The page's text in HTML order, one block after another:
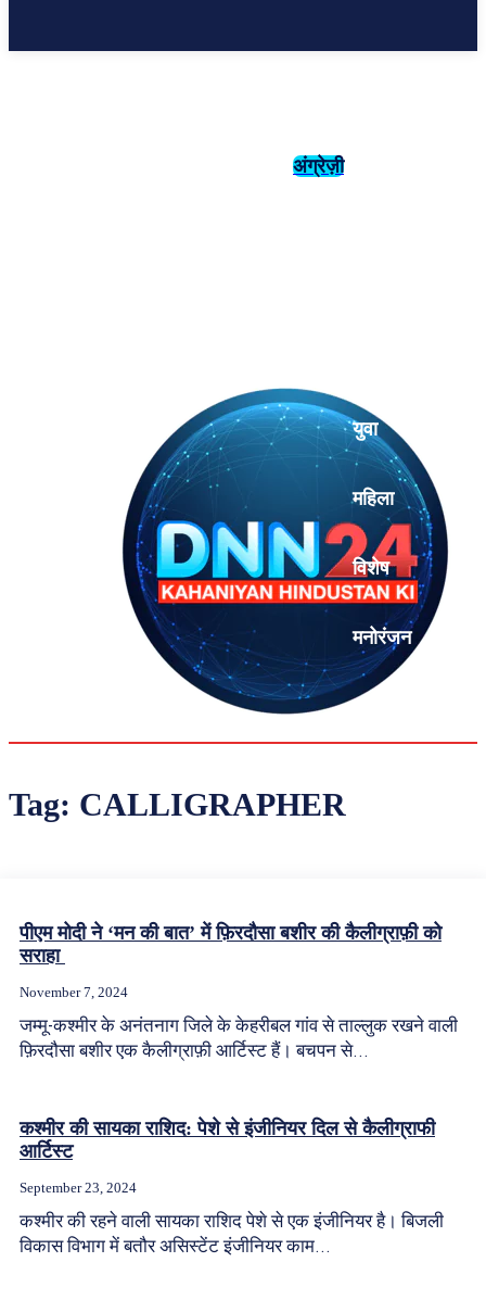
अंग्रेज़ी
युवा
महिला
विशेष
मनोरंजन
Tag: CALLIGRAPHER
पीएम मोदी ने ‘मन की बात’ में फ़िरदौसा बशीर की कैलीग्राफ़ी को
सराहा
November 7, 2024
जम्मू-कश्मीर के अनंतनाग जिले के केहरीबल गांव से ताल्लुक रखने वाली
फ़िरदौसा बशीर एक कैलीग्राफ़ी आर्टिस्ट हैं। बचपन से...
कश्मीर की सायका राशिद: पेशे से इंजीनियर दिल से कैलीग्राफी
आर्टिस्ट
September 23, 2024
कश्मीर की रहने वाली सायका राशिद पेशे से एक इंजीनियर है। बिजली
विकास विभाग में बतौर असिस्टेंट इंजीनियर काम...